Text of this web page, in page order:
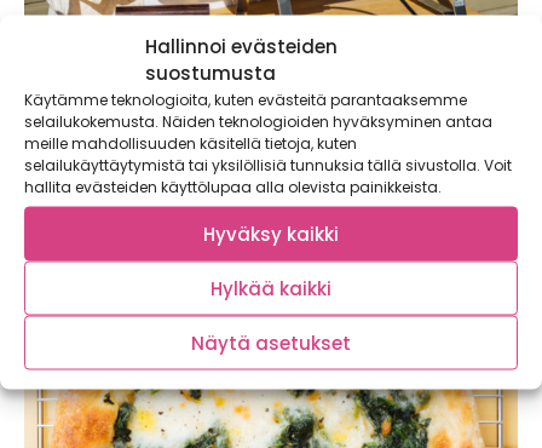
Hallinnoi evästeiden
suostumusta
Käytämme teknologioita, kuten evästeitä parantaaksemme
selailukokemusta. Näiden teknologioiden hyväksyminen antaa
meille mahdollisuuden käsitellä tietoja, kuten
selailukäyttäytymistä tai yksilöllisiä tunnuksia tällä sivustolla. Voit
hallita evästeiden käyttölupaa alla olevista painikkeista.
Hyväksy kaikki
Hylkää kaikki
Näytä asetukset
Trendikäs savun maku sopii kauden
kasviksille – Muurikka tekee savustuksesta
helppoa
Savu on ollut jo jonkin aikaa trendimaku maailmalla, joten
me suomalaiset olemme ruokatrendien...